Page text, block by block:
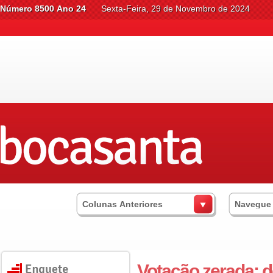
Número 8500 Ano 24 Sexta-Feira, 29 de Novembro de 2024
Colunas Anteriores